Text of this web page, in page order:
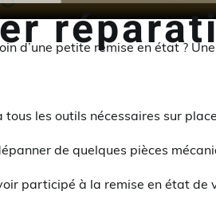
d’une petite remise en état ?
tous les outils nécessaires sur
de quelques pièces
participé à la remise en état de